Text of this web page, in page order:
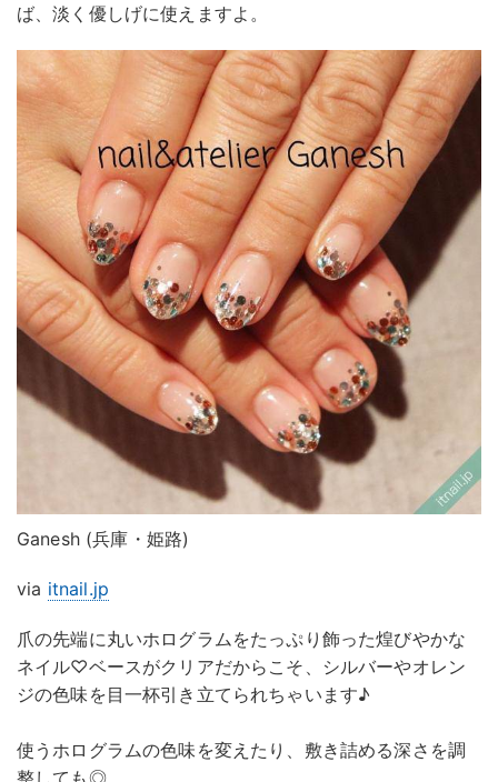
ば、淡く優しげに使えますよ。
Ganesh (兵庫・姫路)
via itnail.jp
爪の先端に丸いホログラムをたっぷり飾った煌びやかな
ネイル♡ベースがクリアだからこそ、シルバーやオレン
ジの色味を目一杯引き立てられちゃいます♪
使うホログラムの色味を変えたり、敷き詰める深さを調
整しても◎